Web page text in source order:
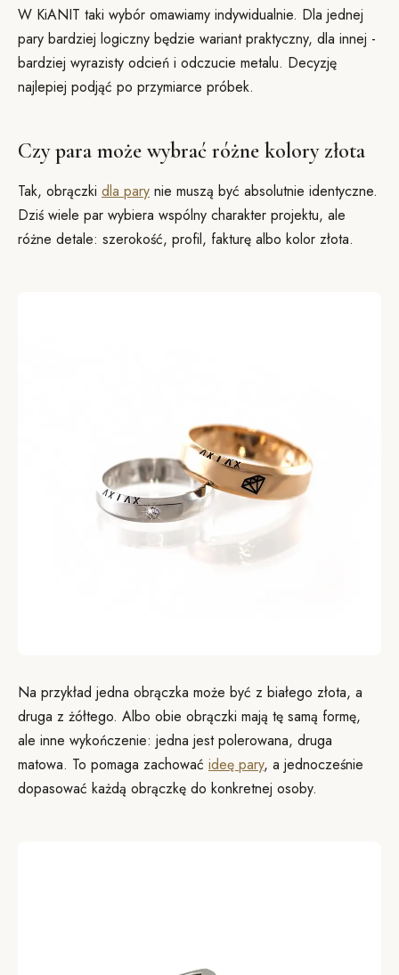
W KiANIT taki wybór omawiamy indywidualnie. Dla jednej
pary bardziej logiczny będzie wariant praktyczny, dla innej -
bardziej wyrazisty odcień i odczucie metalu. Decyzję
najlepiej podjąć po przymiarce próbek.
Czy para może wybrać różne kolory złota
Tak, obrączki dla pary nie muszą być absolutnie identyczne.
Dziś wiele par wybiera wspólny charakter projektu, ale
różne detale: szerokość, profil, fakturę albo kolor złota.
Na przykład jedna obrączka może być z białego złota, a
druga z żółtego. Albo obie obrączki mają tę samą formę,
ale inne wykończenie: jedna jest polerowana, druga
matowa. To pomaga zachować ideę pary, a jednocześnie
dopasować każdą obrączkę do konkretnej osoby.